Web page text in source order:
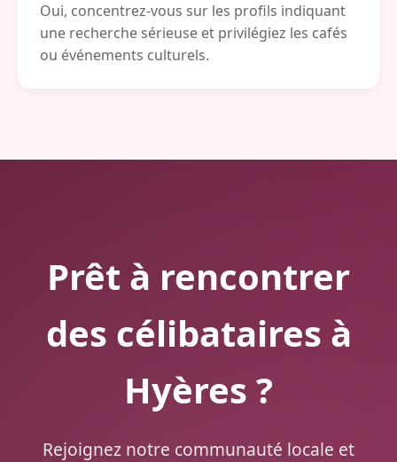
Oui, concentrez-vous sur les profils indiquant
une recherche sérieuse et privilégiez les cafés
ou événements culturels.
Prêt à rencontrer
des célibataires à
Hyères ?
Rejoignez notre communauté locale et